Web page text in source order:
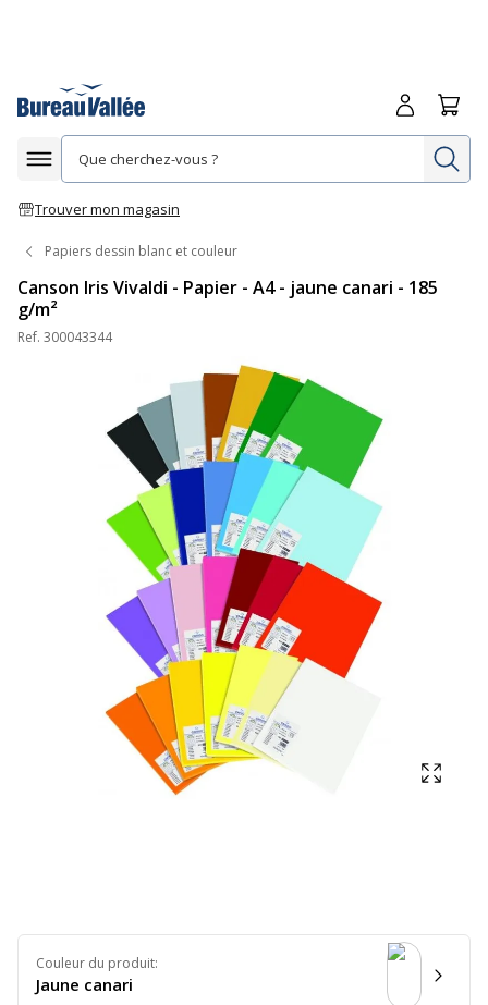
Afficher la navigation
Trouver mon magasin
Me
Papiers dessin blanc et couleur
Canson Iris Vivaldi - Papier - A4 - jaune canari - 185
g/m²
Ref. 300043344
Couleur du produit:
Jaune canari